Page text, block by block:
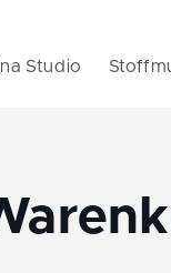
Studio